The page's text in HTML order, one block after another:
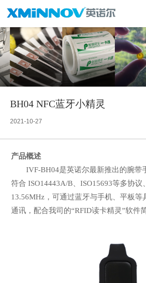
BH04 NFC蓝牙小精灵
2021-10-27
产品概述
IVF-BH04是英诺尔最新推出的腕带
符合 ISO14443A/B、ISO15693等多协议
13.56MHz，可通过蓝牙与手机、平板等
通讯，配合我司的“RFID读卡精灵”软件